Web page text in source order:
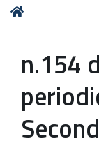
Tu
n.154